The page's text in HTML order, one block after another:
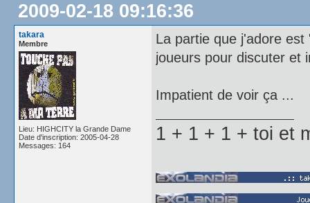
2009-02-18 09:16:36
takara
Membre
Lieu: HIGHCITY la Grande Dame
Date d'inscription: 2005-04-28
Messages: 164
La partie que j'adore
joueurs pour discuter et
Impatient de voir ça ...
1 + 1 + 1 + toi et